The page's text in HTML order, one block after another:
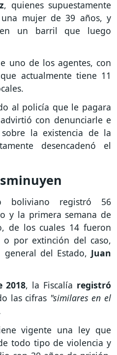
, quienes supuestamente
mujer de 39 años, y
un barril que luego
uno de los agentes, con
actualmente tiene 11
al policía que le pagara
con denunciarle e
la existencia de la
desencadenó el
boliviano registró 56
y la primera semana de
de los cuales 14 fueron
o por extinción del caso,
del Estado, Juan
2018, la Fiscalía registró
las cifras "similares en el
vigente una ley que
todo tipo de violencia y